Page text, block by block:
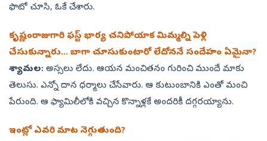
ఫొటో చూసి, ఓకే చేశారు.
కృష్ణంరాజుగారి ఫస్ట్‌ భార్య చనిపోయాక మిమ్మల్ని పెళ్లి
చేసుకున్నారు... బాగా చూసుకుంటారో లేదోననే సందేహం ఏమైనా?
శ్యామల: అస్సలు లేదు. ఆయన మంచితనం గురించి ముందే మాకు
తెలుసు. ఎన్నో దాన ధర్మాలు చేసేవారు. ఆ కుటుంబానికి ఎంతో మంచి
పేరుంది. ఆ ఫ్యామిలీలోకి వచ్చిన కొన్నాళ్లకే అందరికీ దగ్గరయ్యాను.
ఇంట్లో ఎవరి మాట నెగ్గుతుంది?